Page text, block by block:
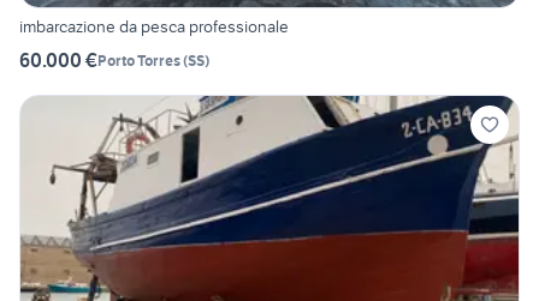
imbarcazione da pesca professionale
60.000 €Porto Torres(SS)